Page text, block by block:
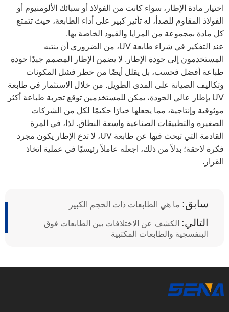
اختيار مادة الإطار، سواء كانت من الفولاذ أو سبائك الألومنيوم أو
الفولاذ المقاوم للصدأ، له تأثير كبير على أداء الطابعة، حيث تتمتع
كل مادة بمجموعة من المزايا والقيود الخاصة بها.
عند التفكير في شراء طابعة UV، من الضروري أن ينتبه
المستخدمون إلى جودة الإطار. لا يضمن الإطار المصمم جيدًا جودة
طباعة أفضل فحسب، بل يقلل أيضًا من خطر فشل المكونات
وتكاليف الصيانة على المدى الطويل. من خلال الاستثمار في طابعة
UV بإطار عالي الجودة، يمكن للمستخدمين توقع تجربة طباعة أكثر
موثوقية وإنتاجية، مما يجعلها خيارًا حكيمًا لكل من الشركات
الصغيرة والتطبيقات الصناعية واسعة النطاق. لذا، في المرة
القادمة التي تبحث فيها عن طابعة UV، لا تدع الإطار يكون مجرد
فكرة لاحقة؛ بدلاً من ذلك، اجعله عاملاً رئيسيًا في عملية اتخاذ
القرار.
سابق: ما هي الطابعات ذات الحجم الكبير
التالي: الكشف عن الاختلافات بين الطابعات فوق
البنفسجية والطابعات المكتبية